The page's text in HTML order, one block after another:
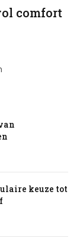
comfort
keuze tot